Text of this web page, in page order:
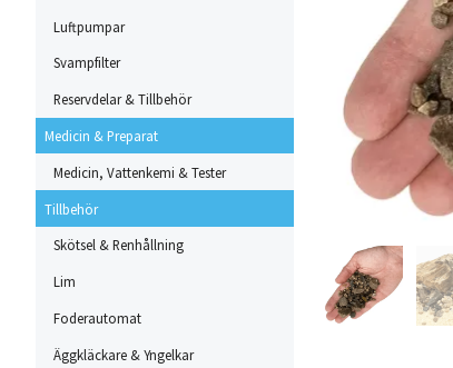
Luftpumpar
Svampfilter
Reservdelar & Tillbehör
Medicin & Preparat
Medicin, Vattenkemi & Tester
Tillbehör
Skötsel & Renhållning
Lim
Foderautomat
Äggkläckare & Yngelkar